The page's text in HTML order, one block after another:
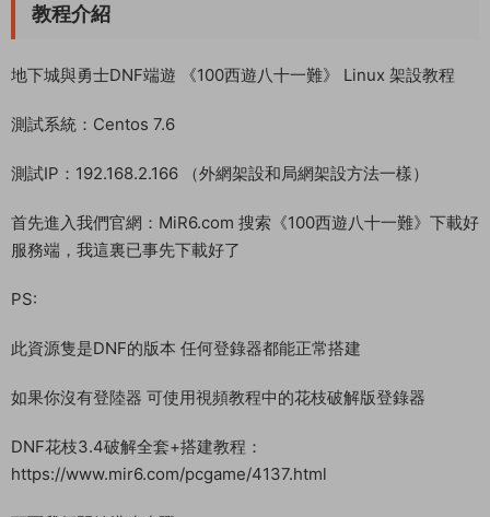
地下城與勇士DNF端遊 《100西遊八十一難》 Linux 架設教程
測試系統：Centos 7.6